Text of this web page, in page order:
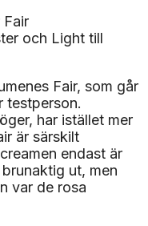
och Light till
Fair, som går
testperson.
har istället mer
är särskilt
endast är
ut, men
var de rosa